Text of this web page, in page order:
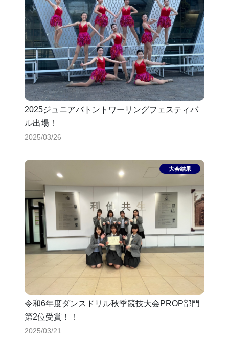
2025ジュニアバトントワーリングフェスティバ
ル出場！
2025/03/26
令和6年度ダンスドリル秋季競技大会PROP部門
第2位受賞！！
2025/03/21